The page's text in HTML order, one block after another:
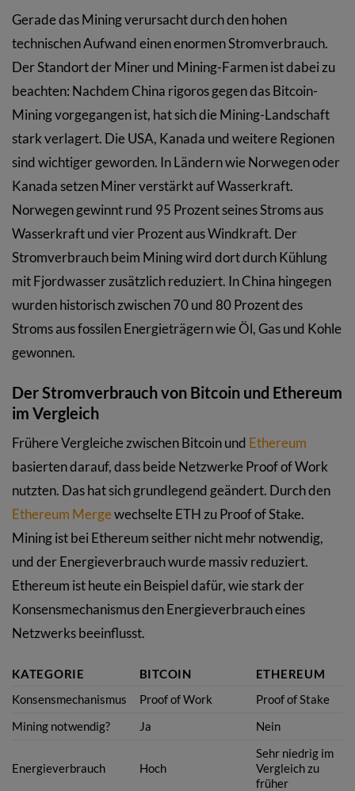
Gerade das Mining verursacht durch den hohen
technischen Aufwand einen enormen Stromverbrauch.
Der Standort der Miner und Mining-Farmen ist dabei zu
beachten: Nachdem China rigoros gegen das Bitcoin-
Mining vorgegangen ist, hat sich die Mining-Landschaft
stark verlagert. Die USA, Kanada und weitere Regionen
sind wichtiger geworden. In Ländern wie Norwegen oder
Kanada setzen Miner verstärkt auf Wasserkraft.
Norwegen gewinnt rund 95 Prozent seines Stroms aus
Wasserkraft und vier Prozent aus Windkraft. Der
Stromverbrauch beim Mining wird dort durch Kühlung
mit Fjordwasser zusätzlich reduziert. In China hingegen
wurden historisch zwischen 70 und 80 Prozent des
Stroms aus fossilen Energieträgern wie Öl, Gas und Kohle
gewonnen.
Der Stromverbrauch von Bitcoin und Ethereum
im Vergleich
Frühere Vergleiche zwischen Bitcoin und Ethereum
basierten darauf, dass beide Netzwerke Proof of Work
nutzten. Das hat sich grundlegend geändert. Durch den
Ethereum Mergewechselte ETH zu Proof of Stake.
Mining ist bei Ethereum seither nicht mehr notwendig,
und der Energieverbrauch wurde massiv reduziert.
Ethereum ist heute ein Beispiel dafür, wie stark der
Konsensmechanismus den Energieverbrauch eines
Netzwerks beeinflusst.
KATEGORIE BITCOIN
ETHEREUM
Konsensmechanismus
Proof of Work
Proof of Stake
Mining notwendig?
Ja Nein
Energieverbrauch Hoch
Sehr niedrig im
Vergleich zu
früher